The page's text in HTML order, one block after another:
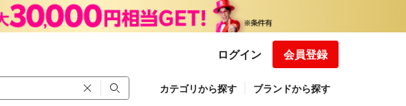
ログイン 会員登録
カテゴリから探す ブランドから探す